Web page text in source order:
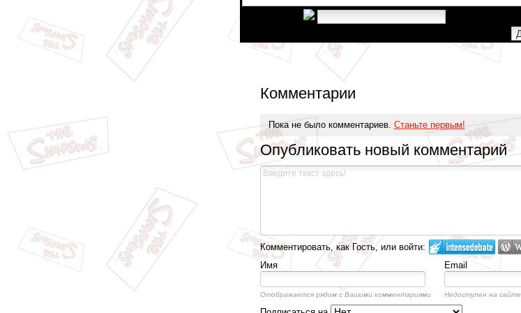
Комментарии
Пока не было комментариев. Станьте первым!
Опубликовать новый комментарий
Комментировать, как Гость, или войти:
Имя
Email
Отображается рядом с Вашими комментариями Недоступен на сайте.